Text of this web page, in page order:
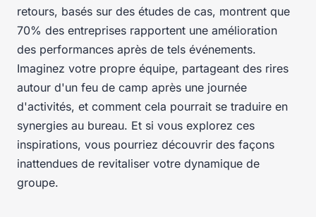
retours, basés sur des études de cas, montrent que
70% des entreprises rapportent une amélioration
des performances après de tels événements.
Imaginez votre propre équipe, partageant des rires
autour d'un feu de camp après une journée
d'activités, et comment cela pourrait se traduire en
synergies au bureau. Et si vous explorez ces
inspirations, vous pourriez découvrir des façons
inattendues de revitaliser votre dynamique de
groupe.